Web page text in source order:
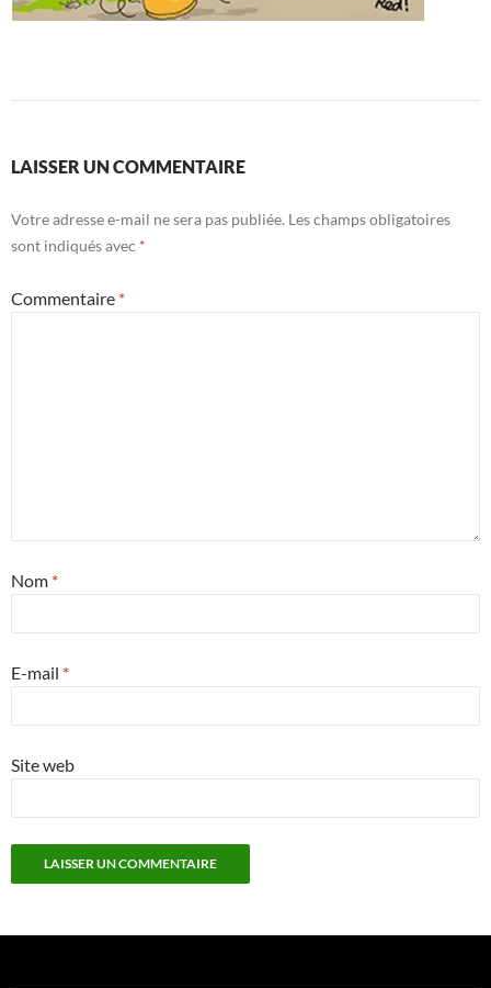
LAISSER UN COMMENTAIRE
Votre adresse e-mail ne sera pas publiée. Les champs obligatoires
sont indiqués avec *
Commentaire *
Nom *
E-mail *
Site web